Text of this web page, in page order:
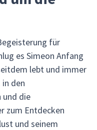
für
es Simeon Anfang
lebt und immer
den
und die
zum Entdecken
und seinem